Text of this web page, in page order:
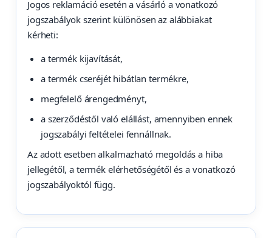
Jogos reklamáció esetén a vásárló a vonatkozó
jogszabályok szerint különösen az alábbiakat
kérheti:
a termék kijavítását,
a termék cseréjét hibátlan termékre,
megfelelő árengedményt,
a szerződéstől való elállást, amennyiben ennek
jogszabályi feltételei fennállnak.
Az adott esetben alkalmazható megoldás a hiba
jellegétől, a termék elérhetőségétől és a vonatkozó
jogszabályoktól függ.